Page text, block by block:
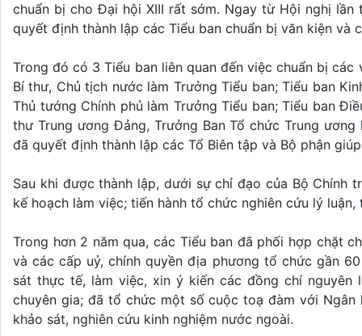
chuẩn bị cho Đại hội XIII rất sớm. Ngay từ Hội nghị lần
quyết định thành lập các Tiểu ban chuẩn bị văn kiện và
Trong đó có 3 Tiểu ban liên quan đến việc chuẩn bị
Bí thư, Chủ tịch nước làm Trưởng Tiểu ban; Tiểu ban
Thủ tướng Chính phủ làm Trưởng Tiểu ban; Tiểu ban
thư Trung ương Đảng, Trưởng Ban Tổ chức Trung
đã quyết định thành lập các Tổ Biên tập và Bộ phận
Sau khi được thành lập, dưới sự chỉ đạo của Bộ Chính
kế hoạch làm việc; tiến hành tổ chức nghiên cứu lý
Trong hơn 2 năm qua, các Tiểu ban đã phối hợp chặt
và các cấp uỷ, chính quyền địa phương tổ chức gần
sát thực tế, làm việc, xin ý kiến các đồng chí
chuyên gia; đã tổ chức một số cuộc toạ đàm với
khảo sát, nghiên cứu kinh nghiệm nước ngoài.